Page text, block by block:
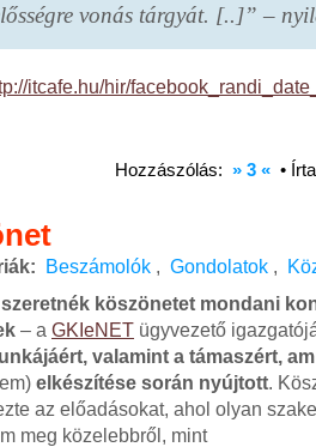
vonás tárgyát. [..]” –
itcafe.hu/hir/
Hozzászólás: » 3 « •
Beszámolók , Gondolatok ,
köszönetet mondani
– a GKIeNET ügyvezető
valamint a támaszért,
elkészítése során nyújtott.
az előadásokat, ahol olyan
meg közelebbről, mint